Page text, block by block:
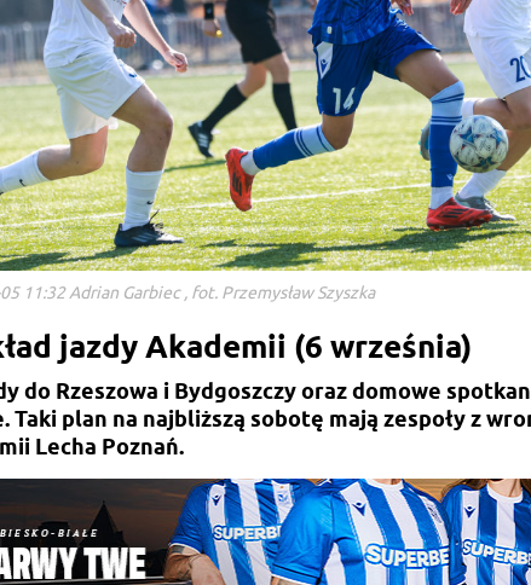
11:32 Adrian Garbiec , fot. Przemysław Szyszka
jazdy Akademii (6 września)
do Rzeszowa i Bydgoszczy oraz domowe
Taki plan na najbliższą sobotę mają zespoły z
Lecha Poznań.